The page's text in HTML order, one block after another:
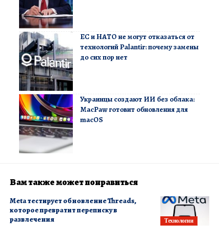
ЕС и НАТО не могут отказаться от
технологий Palantir: почему замены
до сих пор нет
Украинцы создают ИИ без облака:
MacPaw готовит обновления для
macOS
Вам также может понравиться
Технологии
Meta тестирует обновление Threads,
которое превратит переписку в
развлечения